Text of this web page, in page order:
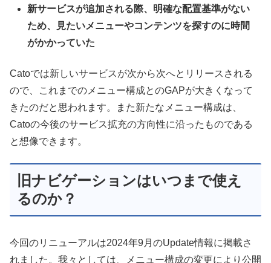
新サービスが追加される際、明確な配置基準がない
ため、見たいメニューやコンテンツを探すのに時間
がかかっていた
Catoでは新しいサービスが次から次へとリリースされる
ので、これまでのメニュー構成とのGAPが大きくなって
きたのだと思われます。また新たなメニュー構成は、
Catoの今後のサービス拡充の方向性に沿ったものである
と想像できます。
旧ナビゲーションはいつまで使え
るのか？
今回のリニューアルは2024年9月のUpdate情報に掲載さ
れました。我々としては、メニュー構成の変更により公開